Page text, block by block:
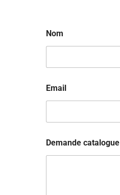
Nom
Email
Demande catalogue